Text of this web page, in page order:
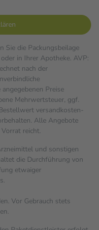
Sie die Packungsbeilage
in Ihrer Apotheke. AVP:
nach der
Preise
Mehrwertsteuer, ggf.
versand­kosten­
Alle Angebote
reicht.
und sonstigen
die Durchführung von
etwaiger
Vor Gebrauch stets